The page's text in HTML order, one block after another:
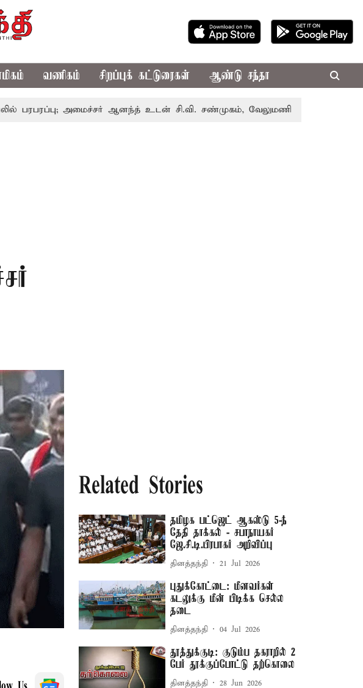
வணிகம் சிறப்புக் கட்டுரைகள் ஆண்டு சந்தா
அமைச்சர் ஆனந்த் உடன் சி.வி. சண்முகம், வேலுமணி சந்திப்பு
Related Stories
தமிழக பட்ஜெட் ஆகஸ்டு 5-ந்
தேதி தாக்கல் - சபாநாயகர்
ஜே.சி.டி.பிரபாகர் அறிவிப்பு
தினத்தந்தி 21 Jul 2026
புதுக்கோட்டை: மீனவர்கள்
கடலுக்கு மீன் பிடிக்க செல்ல
தடை
தினத்தந்தி 04 Jul 2026
தூத்துக்குடி: குடும்ப தகராறில் 2
பேர் தூக்குப்போட்டு தற்கொலை
தினத்தந்தி 28 Jun 2026